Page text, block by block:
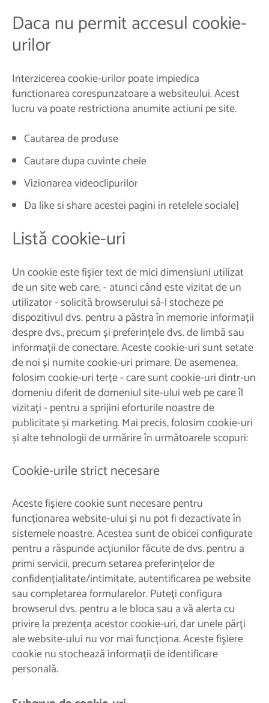
Daca nu permit accesul cookie-
urilor
Interzicerea cookie-urilor poate impiedica
functionarea corespunzatoare a websiteului. Acest
lucru va poate restrictiona anumite actiuni pe site.
Cautarea de produse
Cautare dupa cuvinte cheie
Vizionarea videoclipurilor
Da like si share acestei pagini in retelele sociale]
Listă cookie-uri
Un cookie este fişier text de mici dimensiuni utilizat
de un site web care, - atunci când este vizitat de un
utilizator - solicită browserului să-l stocheze pe
dispozitivul dvs. pentru a păstra în memorie informații
despre dvs., precum și preferințele dvs. de limbă sau
informații de conectare. Aceste cookie-uri sunt setate
de noi și numite cookie-uri primare. De asemenea,
folosim cookie-uri terțe - care sunt cookie-uri dintr-un
domeniu diferit de domeniul site-ului web pe care îl
vizitați - pentru a sprijini eforturile noastre de
publicitate și marketing. Mai precis, folosim cookie-uri
și alte tehnologii de urmărire în următoarele scopuri:
Cookie-urile strict necesare
Aceste fişiere cookie sunt necesare pentru
funcționarea website-ului și nu pot fi dezactivate în
sistemele noastre. Acestea sunt de obicei configurate
pentru a răspunde acțiunilor făcute de dvs. pentru a
primi servicii, precum setarea preferințelor de
confidențialitate/intimitate, autentificarea pe website
sau completarea formularelor. Puteți configura
browserul dvs. pentru a le bloca sau a vă alerta cu
privire la prezența acestor cookie-uri, dar unele părți
ale website-ului nu vor mai funcționa. Aceste fişiere
cookie nu stochează informații de identificare
personală.